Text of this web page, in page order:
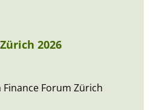
2026
Finance Forum Zürich